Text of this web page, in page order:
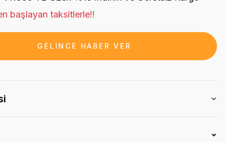
başlayan taksitlerle!!
GELİNCE HABER VER